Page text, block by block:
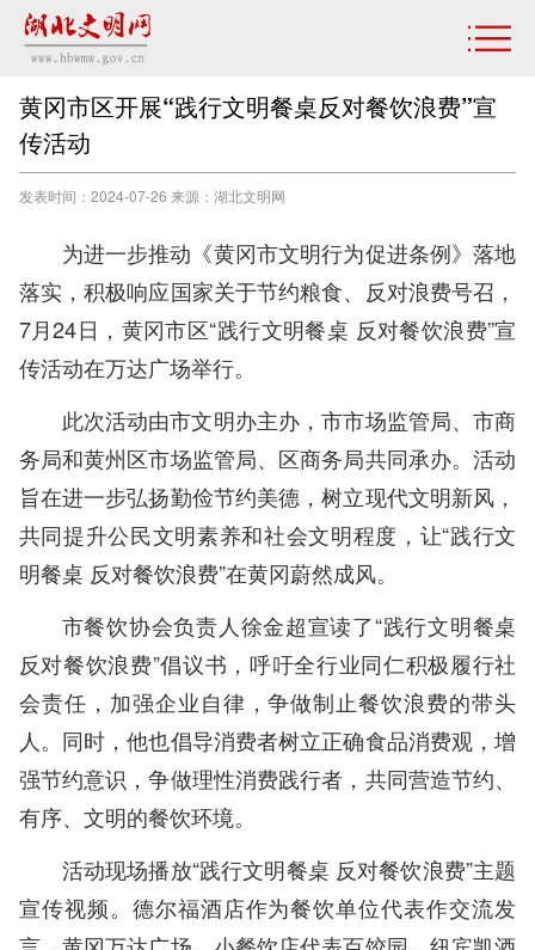
黄冈市区开展“践行文明餐桌反对餐饮浪费”宣
传活动
发表时间：2024-07-26 来源：湖北文明网
为进一步推动《黄冈市文明行为促进条例》落地
落实，积极响应国家关于节约粮食、反对浪费号召，
7月24日，黄冈市区“践行文明餐桌 反对餐饮浪费”宣
传活动在万达广场举行。
此次活动由市文明办主办，市市场监管局、市商
务局和黄州区市场监管局、区商务局共同承办。活动
旨在进一步弘扬勤俭节约美德，树立现代文明新风，
共同提升公民文明素养和社会文明程度，让“践行文
明餐桌 反对餐饮浪费”在黄冈蔚然成风。
市餐饮协会负责人徐金超宣读了“践行文明餐桌
反对餐饮浪费”倡议书，呼吁全行业同仁积极履行社
会责任，加强企业自律，争做制止餐饮浪费的带头
人。同时，他也倡导消费者树立正确食品消费观，增
强节约意识，争做理性消费践行者，共同营造节约、
有序、文明的餐饮环境。
活动现场播放“践行文明餐桌 反对餐饮浪费”主题
宣传视频。德尔福酒店作为餐饮单位代表作交流发